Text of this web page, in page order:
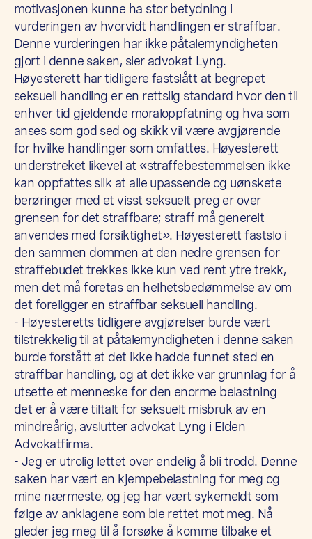
motivasjonen kunne ha stor betydning i
vurderingen av hvorvidt handlingen er straffbar.
Denne vurderingen har ikke påtalemyndigheten
gjort i denne saken, sier advokat Lyng.
Høyesterett har tidligere fastslått at begrepet
seksuell handling er en rettslig standard hvor den til
enhver tid gjeldende moraloppfatning og hva som
anses som god sed og skikk vil være avgjørende
for hvilke handlinger som omfattes. Høyesterett
understreket likevel at «straffebestemmelsen ikke
kan oppfattes slik at alle upassende og uønskete
berøringer med et visst seksuelt preg er over
grensen for det straffbare; straff må generelt
anvendes med forsiktighet». Høyesterett fastslo i
den sammen dommen at den nedre grensen for
straffebudet trekkes ikke kun ved rent ytre trekk,
men det må foretas en helhetsbedømmelse av om
det foreligger en straffbar seksuell handling.
- Høyesteretts tidligere avgjørelser burde vært
tilstrekkelig til at påtalemyndigheten i denne saken
burde forstått at det ikke hadde funnet sted en
straffbar handling, og at det ikke var grunnlag for å
utsette et menneske for den enorme belastning
det er å være tiltalt for seksuelt misbruk av en
mindreårig, avslutter advokat Lyng i Elden
Advokatfirma.
- Jeg er utrolig lettet over endelig å bli trodd. Denne
saken har vært en kjempebelastning for meg og
mine nærmeste, og jeg har vært sykemeldt som
følge av anklagene som ble rettet mot meg. Nå
gleder jeg meg til å forsøke å komme tilbake et